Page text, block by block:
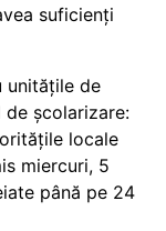
suficienți
unitățile de
de școlarizare:
locale
miercuri, 5
până pe 24